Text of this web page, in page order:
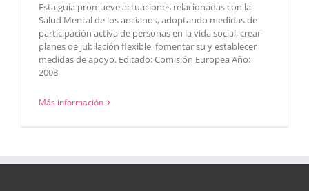
Esta guía promueve actuaciones relacionadas con la
Salud Mental de los ancianos, adoptando medidas de
participación activa de personas en la vida social, crear
planes de jubilación flexible, fomentar su y establecer
medidas de apoyo. Editado: Comisión Europea Año:
2008
Más información